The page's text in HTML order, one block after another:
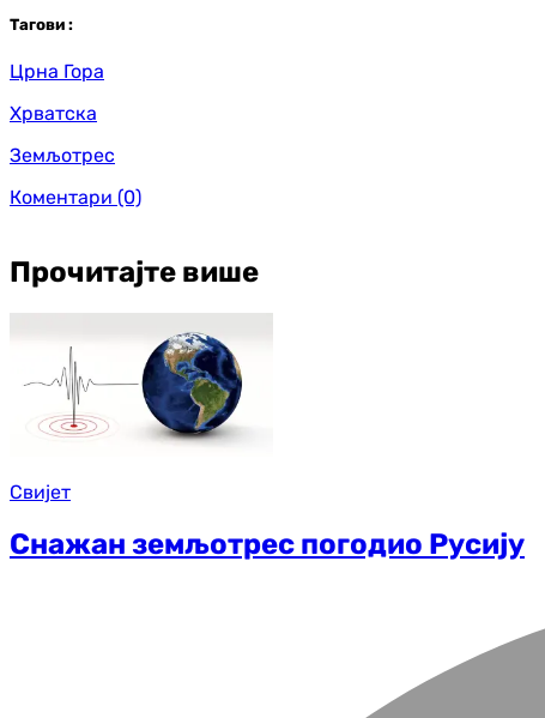
Тагови :
Црна Гора
Хрватска
Земљотрес
Коментари (0)
Прочитајте више
Свијет
Снажан земљотрес погодио Русију